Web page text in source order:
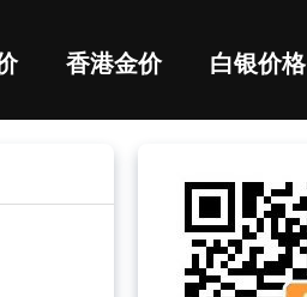
香港金价 白银价格